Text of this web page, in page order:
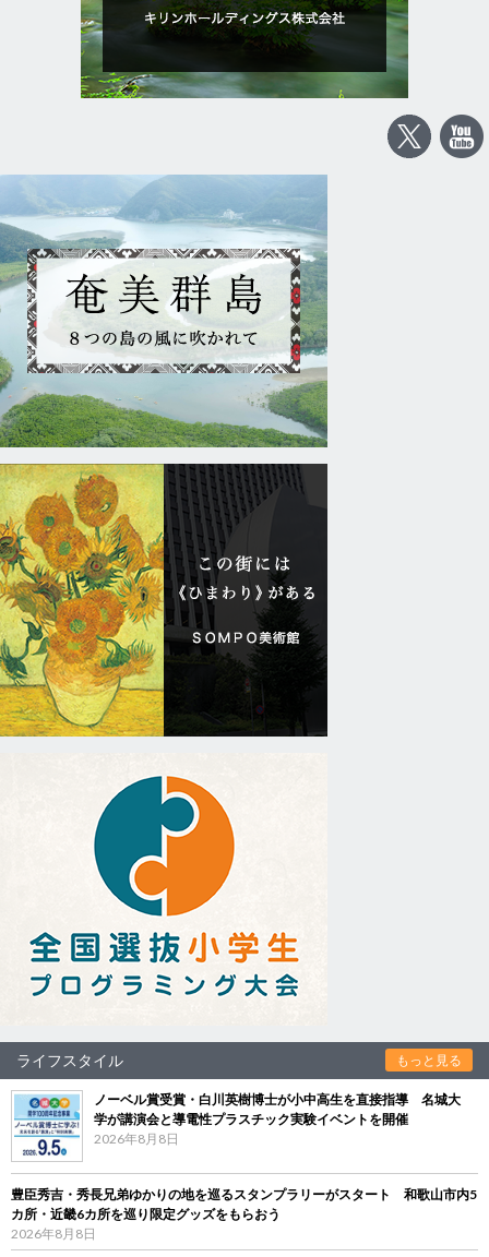
ライフスタイル もっと見る
ノーベル賞受賞・白川英樹博士が小中高生を直接指導 名城大
学が講演会と導電性プラスチック実験イベントを開催
2026年8月8日
豊臣秀吉・秀長兄弟ゆかりの地を巡るスタンプラリーがスタート 和歌山市内5
カ所・近畿6カ所を巡り限定グッズをもらおう
2026年8月8日